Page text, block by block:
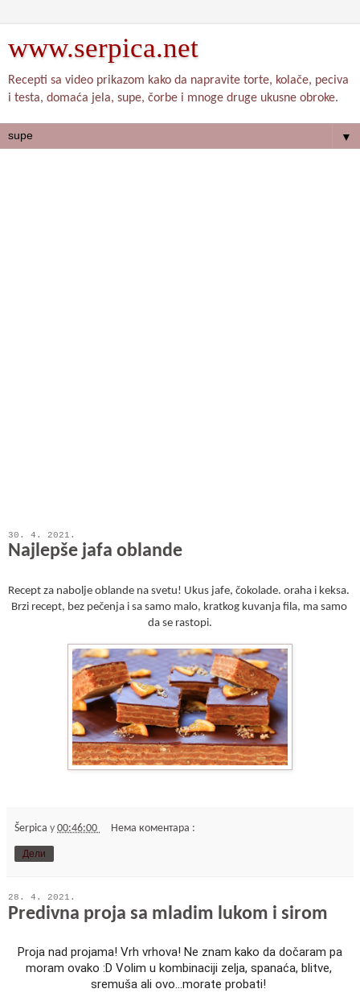
www.serpica.net
Recepti sa video prikazom kako da napravite torte, kolače, peciva
i testa, domaća jela, supe, čorbe i mnoge druge ukusne obroke.
▼
30. 4. 2021.
Najlepše jafa oblande
Recept za nabolje oblande na svetu! Ukus jafe, čokolade. oraha i keksa.
Brzi recept, bez pečenja i sa samo malo, kratkog kuvanja fila, ma samo
da se rastopi.
Šerpica у 00:46:00 Нема коментара :
Дели
28. 4. 2021.
Predivna proja sa mladim lukom i sirom
Proja nad projama! Vrh vrhova! Ne znam kako da dočaram pa
moram ovako :D Volim u kombinaciji zelja, spanaća, blitve,
sremuša ali ovo...morate probati!